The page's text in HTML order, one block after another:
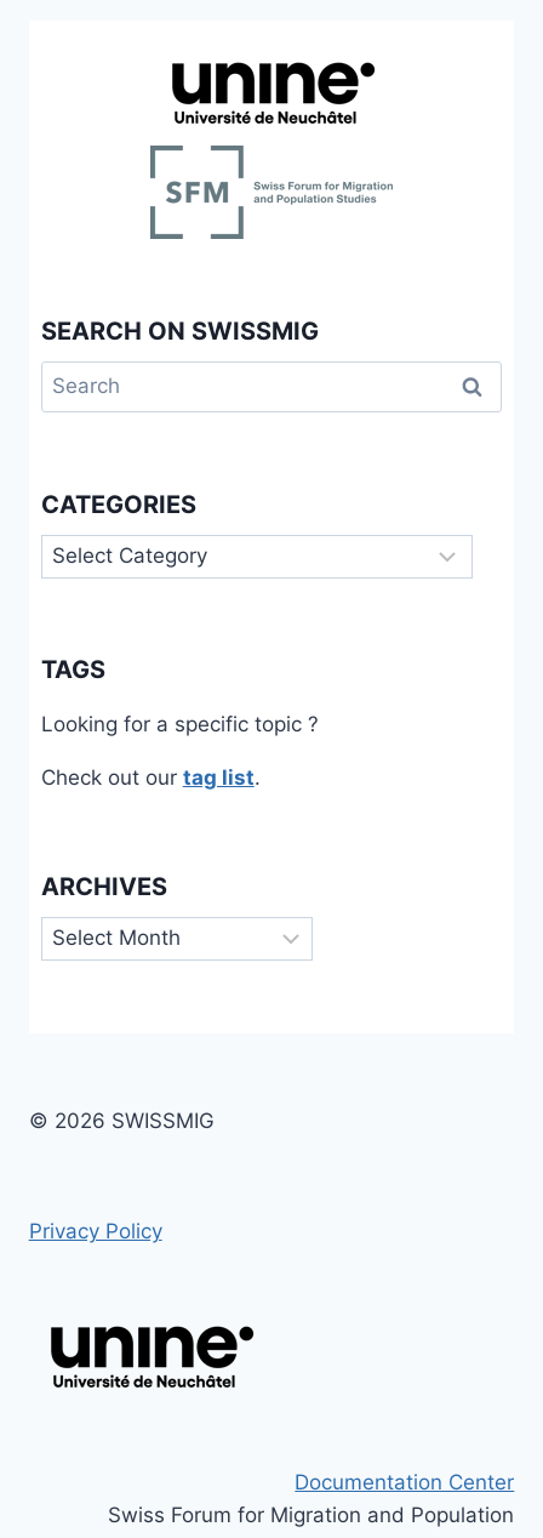
SEARCH ON SWISSMIG
Search
for:
CATEGORIES
Categories
TAGS
Looking for a specific topic ?
Check out our tag list.
ARCHIVES
Archives
© 2026 SWISSMIG
Privacy Policy
Documentation Center
Swiss Forum for Migration and Population